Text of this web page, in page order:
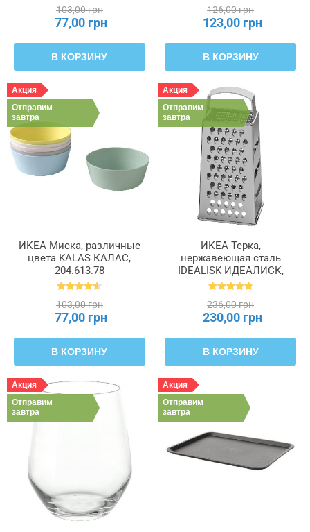
103,00 грн
77,00 грн
В КОРЗИНУ
126,00 грн
123,00 грн
В КОРЗИНУ
Акция
Отправим
завтра
ИКЕА Миска, различные
цвета KALAS КАЛАС,
204.613.78
103,00 грн
77,00 грн
В КОРЗИНУ
Акция
Отправим
завтра
ИКЕА Терка,
нержавеющая сталь
IDEALISK ИДЕАЛИСК,
669.162.00
236,00 грн
230,00 грн
В КОРЗИНУ
Акция
Отправим
завтра
Акция
Отправим
завтра